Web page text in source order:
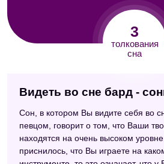
3
толкования
сна
Видеть во сне бард -
Сон, в котором Вы видите себя во
певцом, говорит о том, что Ваши
находятся на очень высоком
приснилось, что Вы играете на